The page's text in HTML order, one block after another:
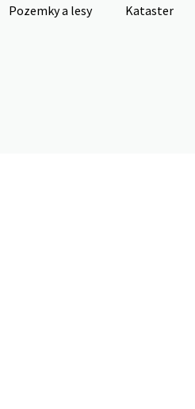
Pozemky a lesy Kataster